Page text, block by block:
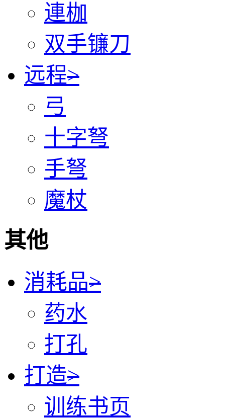
連枷
双手镰刀
远程>
弓
十字弩
手弩
魔杖
其他
消耗品>
药水
打孔
打造>
训练书页